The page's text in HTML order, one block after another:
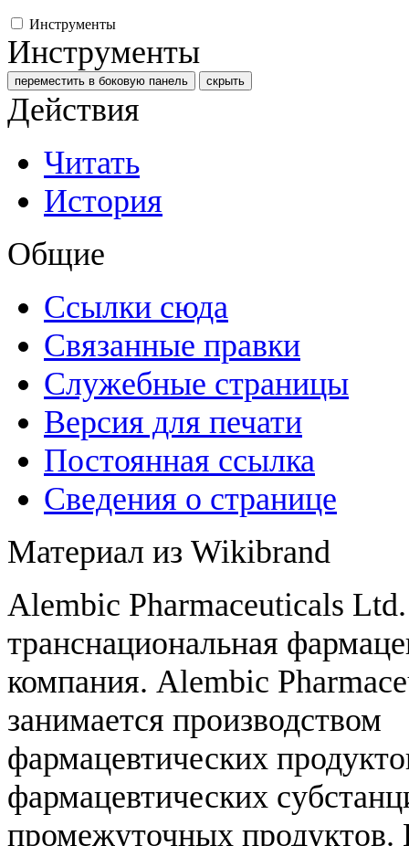
Инструменты
Инструменты
переместить в боковую панель скрыть
Действия
Читать
История
Общие
Ссылки сюда
Связанные правки
Служебные страницы
Версия для печати
Постоянная ссылка
Сведения о странице
Материал из Wikibrand
Alembic Pharmaceuticals
транснациональная
компания. Alembic
занимается производством
фармацевтических
фармацевтических
промежуточных продуктов.